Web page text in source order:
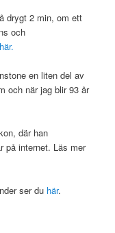
drygt 2 min, om ett
och
en liten del av
och när jag blir 93 år
där han
på internet. Läs mer
ser du här.